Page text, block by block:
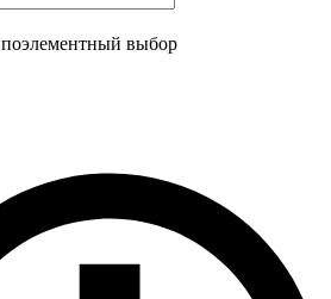
поэлементный выбор